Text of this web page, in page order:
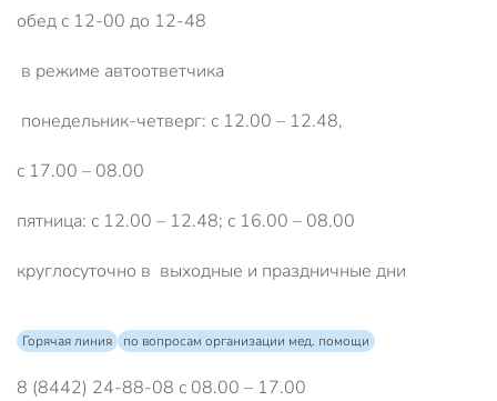
обед с 12-00 до 12-48
в режиме автоответчика
понедельник-четверг: с 12.00 – 12.48,
с 17.00 – 08.00
пятница: с 12.00 – 12.48; с 16.00 – 08.00
круглосуточно в выходные и праздничные дни
Горячая линия по вопросам организации мед. помощи
8 (8442) 24-88-08 с 08.00 – 17.00